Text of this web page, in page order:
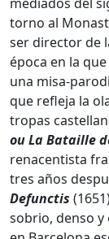
torno al
ser director de
época en la
una misa-
que refleja la
tropas
ou La Bataille
renacentista
tres años
Defunctis
sobrio, denso y